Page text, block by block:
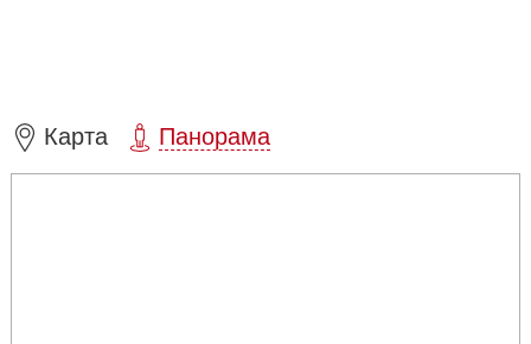
Карта Панорама